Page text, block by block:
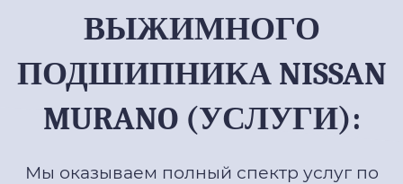
ВЫЖИМНОГО
ПОДШИПНИКА NISSAN
MURANO (УСЛУГИ):
Мы оказываем полный спектр услуг по